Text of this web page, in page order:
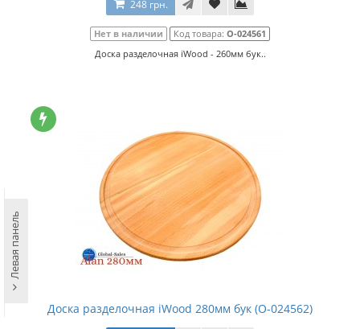
248 грн.
Нет в наличии Код товара: О-024561
Доска разделочная iWood - 260мм бук..
Доска разделочная iWood 280мм бук (О-024562)
Левая панель